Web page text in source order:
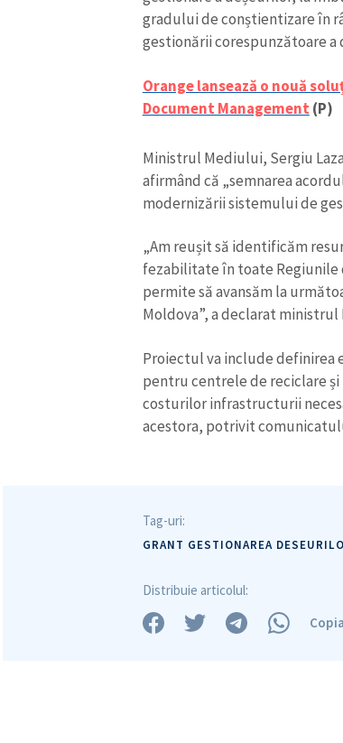
gradului de conștientizare în
gestionării corespunzătoare a
Orange lansează o nouă
Document Management (P)
Ministrul Mediului, Sergiu
afirmând că „semnarea
modernizării sistemului de
„Am reușit să identificăm
fezabilitate în toate Regiunile
permite să avansăm la
Moldova”, a declarat ministrul
Proiectul va include definirea
pentru centrele de reciclare
costurilor infrastructurii
acestora, potrivit
Tag-uri:
GRANT GESTIONAREA
Distribuie articolul:
ȘTIREA MEA
Mesajul